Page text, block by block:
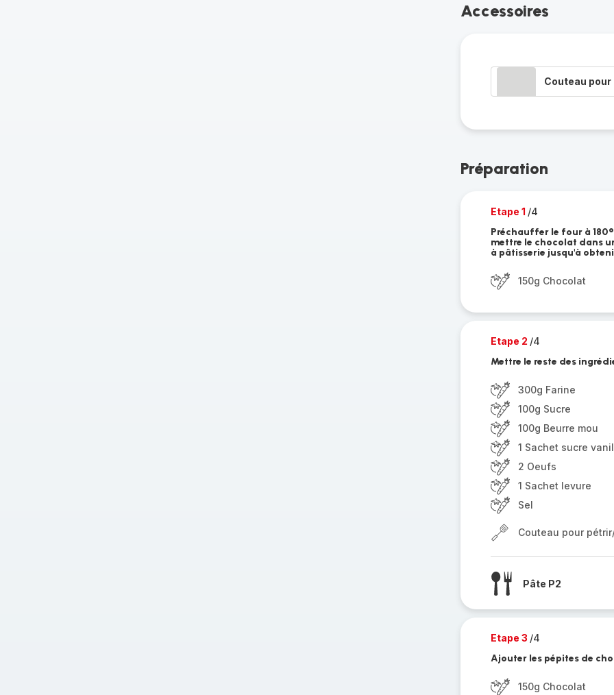
Accessoires
Couteau
Préparation
Etape 1 /4
Préchauffer le four à
mettre le chocolat dans
à pâtisserie jusqu'à
150g Chocolat
Etape 2 /4
Mettre le reste des
300g Farine
100g Sucre
100g Beurre mou
1 Sachet sucre
2 Oeufs
1 Sachet levure
Sel
Couteau pour
Pâte P2
Etape 3 /4
Ajouter les pépites de
150g Chocolat